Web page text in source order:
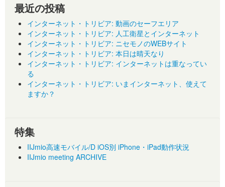
最近の投稿
インターネット・トリビア: 動画のセーフエリア
インターネット・トリビア: 人工衛星とインターネット
インターネット・トリビア: ニセモノのWEBサイト
インターネット・トリビア: 本日は晴天なり
インターネット・トリビア: インターネットは重なってい
る
インターネット・トリビア: いまインターネット、使えて
ますか？
特集
IIJmio高速モバイル/D iOS別 iPhone・iPad動作状況
IIJmio meeting ARCHIVE